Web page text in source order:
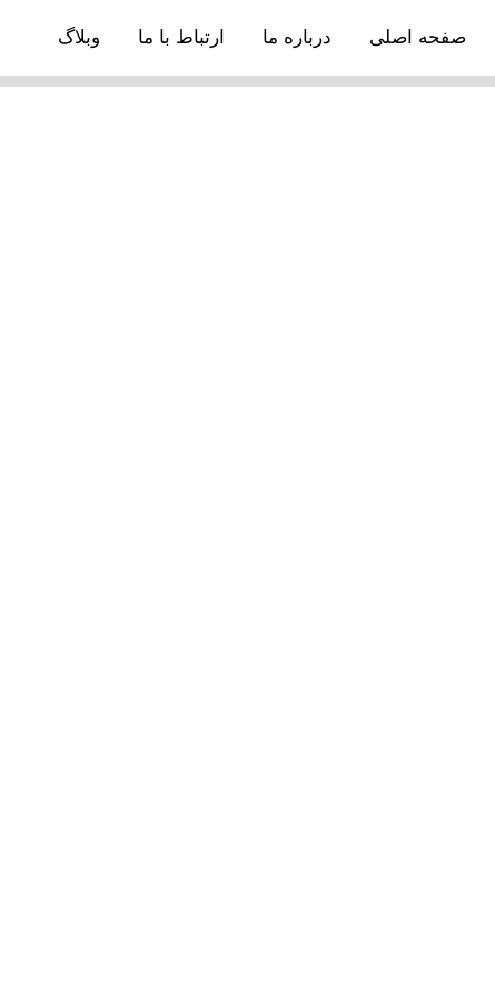
صفحه اصلی درباره ما ارتباط با ما وبلاگ